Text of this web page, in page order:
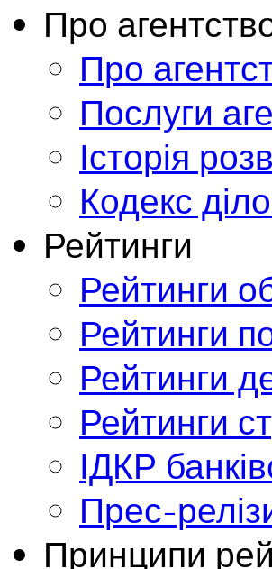
Про
Про
Послуги
Історія
Кодекс
Рейтинги
Рейтинги
Рейтинги
Рейтинги
Рейтинги
ІДКР
Прес-
Принципи